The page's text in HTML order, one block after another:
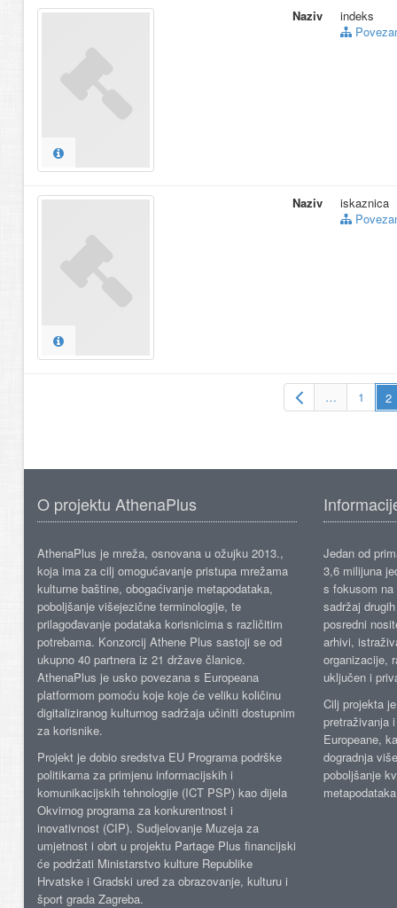
Naziv
indeks
Naziv
iskaznica
… 1
O projektu AthenaPlus
AthenaPlus je mreža, osnovana u ožujku 2013.,
koja ima za cilj omogućavanje pristupa mrežama
kulturne baštine, obogaćivanje metapodataka,
poboljšanje višejezične terminologije, te
prilagođavanje podataka korisnicima s različitim
potrebama. Konzorcij Athene Plus sastoji se od
ukupno 40 partnera iz 21 države članice.
AthenaPlus je usko povezana s Europeana
platformom pomoću koje koje će veliku količinu
digitaliziranog kulturnog sadržaja učiniti dostupnim
za korisnike.
Projekt je dobio sredstva EU Programa podrške
politikama za primjenu informacijskih i
komunikacijskih tehnologije (ICT PSP) kao dijela
Okvirnog programa za konkurentnost i
inovativnost (CIP). Sudjelovanje Muzeja za
umjetnost i obrt u projektu Partage Plus financijski
će podržati Ministarstvo kulture Republike
Hrvatske i Gradski ured za obrazovanje, kulturu i
šport grada Zagreba.
Jedan od
3,6 milijuna
s fokusom
sadržaj
posredni
arhivi,
organizacije,
uključen i
Cilj projekta
pretraživanja
Europeane,
dogradnja
poboljšanje